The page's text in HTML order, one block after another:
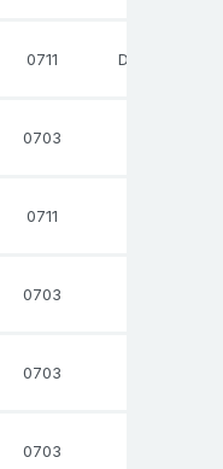
0711 Din A5
0703
0711
0703
0703
0703